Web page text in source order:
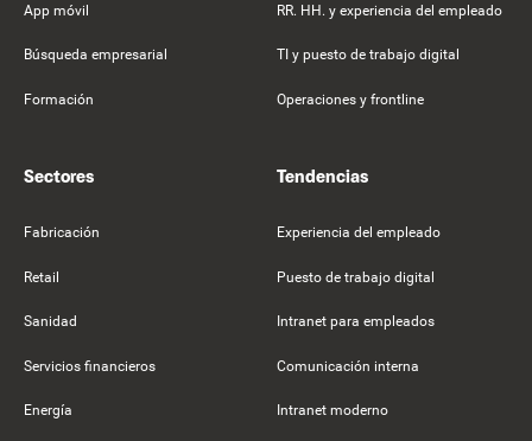
App móvil
Búsqueda empresarial
Formación
RR. HH. y experiencia del empleado
TI y puesto de trabajo digital
Operaciones y frontline
Sectores
Fabricación
Retail
Sanidad
Servicios financieros
Energía
Tendencias
Experiencia del empleado
Puesto de trabajo digital
Intranet para empleados
Comunicación interna
Intranet moderno